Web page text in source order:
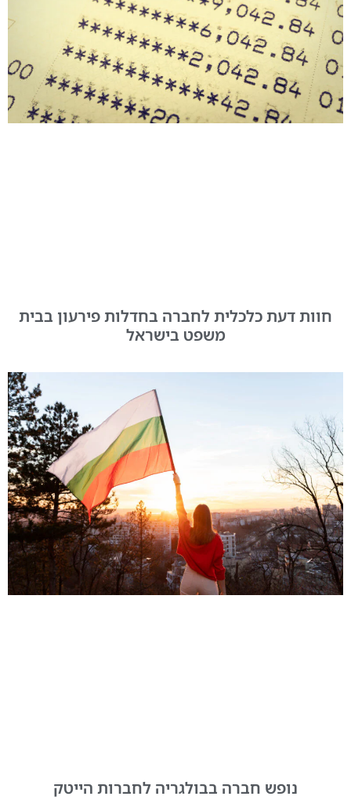
חוות דעת כלכלית לחברה בחדלות פירעון בבית
משפט בישראל
נופש חברה בבולגריה לחברות הייטק